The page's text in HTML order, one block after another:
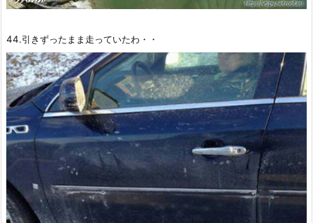
44.引きずったまま走っていたわ・・